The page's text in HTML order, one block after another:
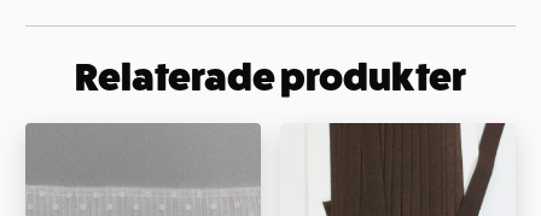
Relaterade produkter